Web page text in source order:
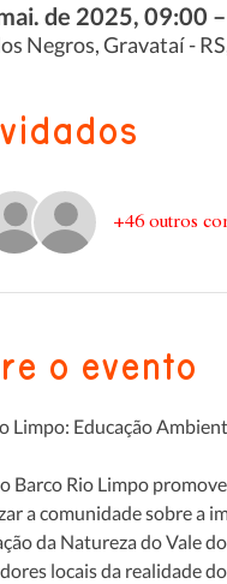
de 2025, 09:00
Negros, Gravataí -
+46 outros
o evento
Limpo: Educação
Barco Rio Limpo
a comunidade sobre a
da Natureza do Vale
locais da realidade